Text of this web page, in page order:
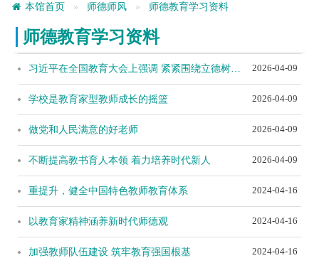
本馆首页 师德师风 师德教育学习资料
师德教育学习资料
习近平在全国教育大会上强调 紧紧围绕立德树人根本任务 朝着建成教育强国战略目标扎实迈进 2026-04-09
学校是教育家型教师成长的摇篮 2026-04-09
做党和人民满意的好老师 2026-04-09
不断提高教书育人本领 着力培养时代新人 2026-04-09
重提升，健全中国特色教师教育体系 2024-04-16
以教育家精神涵养新时代师德观 2024-04-16
加强教师队伍建设 筑牢教育强国根基 2024-04-16